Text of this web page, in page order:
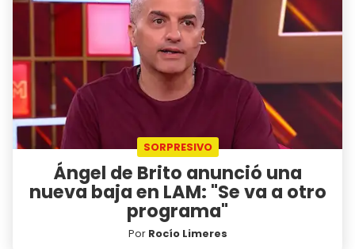
SORPRESIVO
Ángel de Brito anunció una
nueva baja en LAM: "Se va a otro
programa"
Por Rocío Limeres